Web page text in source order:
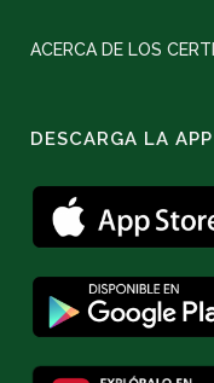
ACERCA DE LOS
DESCARGA LA APP